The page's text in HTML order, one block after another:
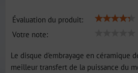
Évaluation du produit:
Votre note:
Le disque d'embrayage en céramique
meilleur transfert de la puissance du